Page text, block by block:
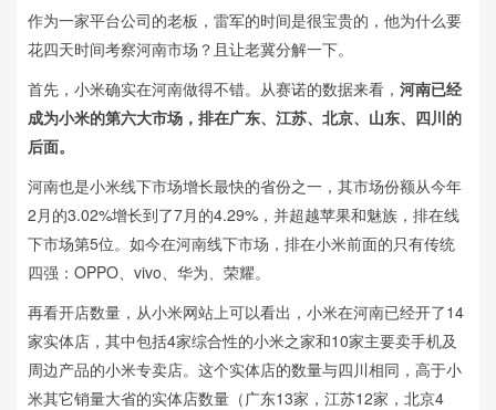
作为一家平台公司的老板，雷军的时间是很宝贵的，他为什么要
花四天时间考察河南市场？且让老冀分解一下。
首先，小米确实在河南做得不错。从赛诺的数据来看， 河南已经
成为小米的第六大市场，排在广东、江苏、北京、山东、四川的
后面。
河南也是小米线下市场增长最快的省份之一，其市场份额从今年
2月的3.02%增长到了7月的4.29%，并超越苹果和魅族，排在线
下市场第5位。如今在河南线下市场，排在小米前面的只有传统
四强：OPPO、vivo、华为、荣耀。
再看开店数量，从小米网站上可以看出，小米在河南已经开了14
家实体店，其中包括4家综合性的小米之家和10家主要卖手机及
周边产品的小米专卖店。这个实体店的数量与四川相同，高于小
米其它销量大省的实体店数量（广东13家，江苏12家，北京4